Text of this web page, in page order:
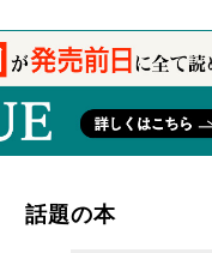
話題の本